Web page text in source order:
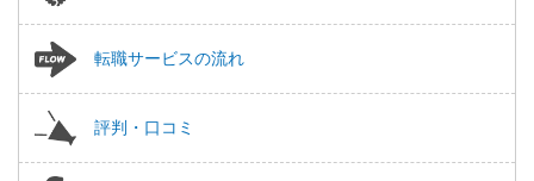
転職サービスの流れ
評判・口コミ